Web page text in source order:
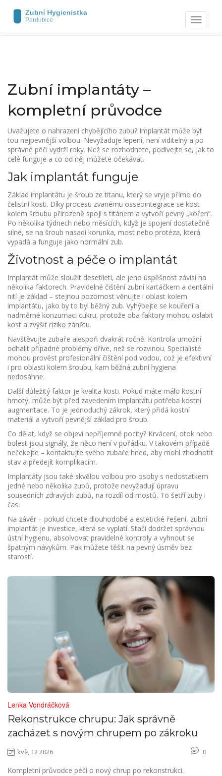
Zobrazit
navigaci
Zubní implantáty –
kompletní průvodce
Uvažujete o nahrazení chybějícího zubu? Implantát může být
tou nejpevnější volbou. Nevyžaduje lepení, není viditelný a po
správné péči vydrží roky. Než se rozhodnete, podívejte se, jak to
celé funguje a co od něj můžete očekávat.
Jak implantát funguje
Základ implantátu je šroub ze titanu, který se vryje přímo do
čelistní kosti. Díky procesu zvanému osseointegrace se kost
kolem šroubu přirozeně spojí s titánem a vytvoří pevný „kořen“.
Po několika týdnech nebo měsících, když je spojení dostatečně
silné, se na šroub nasadí korunka, most nebo protéza, která
vypadá a funguje jako normální zub.
Životnost a péče o implantát
Implantát může sloužit desetiletí, ale jeho úspěšnost závisí na
několika faktorech. Pravidelné čištění zubní kartáčkem a dentální
nití je základ – stejnou pozornost věnujte i oblast kolem
implantátu, jako by to byl běžný zub. Vyhýbejte se kouření a
nadměrné konzumaci cukru, protože oba faktory mohou oslabit
kost a zvýšit riziko zánětu.
Navštěvujte zubaře alespoň dvakrát ročně. Kontrola umožní
odhalit případné problémy dříve, než se rozvinou. Specialisté
mohou provést profesionální čištění pod vodou, což je efektivní
i pro oblasti kolem šroubu, kam běžná zubní hygiena
nedosáhne.
Další důležitý faktor je kvalita kosti. Pokud máte málo kostní
hmoty, může být před zavedením implantátu potřeba kostní
augmentace. To je jednoduchý zákrok, který přidá kostní
materiál a vytvoří pevnější základ pro šroub.
Co dělat, když se objeví nepříjemné pocity? Krvácení, otok nebo
bolest jsou signály, že něco není v pořádku. V takovém případě
nečekejte – kontaktujte svého zubaře hned, aby mohl zhodnotit
stav a předejít komplikacím.
Implantáty jsou také skvělou volbou pro osoby s nedostatkem
jedné nebo několika zubů, protože nevyžadují úpravu
sousedních zdravých zubů, na rozdíl od mostů. To šetří zuby i
čas.
Na závěr – pokud chcete dlouhodobé a estetické řešení, zubní
implantát je investice, která se vyplatí. Stačí dodržet správnou
ústní hygienu, absolvovat pravidelné kontroly a vyhnout se
špatným návykům. Pak můžete těšit na pevný úsměv bez
starostí.
Lenka Vondráčková
Rekonstrukce chrupu: Jak správně
zacházet s novým chrupem po zákroku
kvě, 12 2026 0
Kompletní průvodce péčí o nový chrup po rekonstrukci.